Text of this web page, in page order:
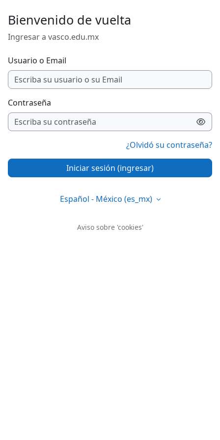
Bienvenido de vuelta
Ingresar a vasco.edu.mx
Usuario o Email
Contraseña
¿Olvidó su contraseña?
Iniciar sesión (ingresar)
Español - México ‎(es_mx)‎
Aviso sobre 'cookies'